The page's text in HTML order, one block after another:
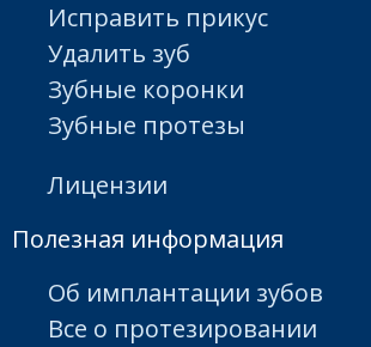
Исправить прикус
Удалить зуб
Зубные коронки
Зубные протезы
Лицензии
Полезная информация
Об имплантации зубов
Все о протезировании